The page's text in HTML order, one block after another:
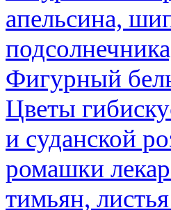
апельсина,
Фигурный
Цветы
и суданской
ромашки
тимьян,